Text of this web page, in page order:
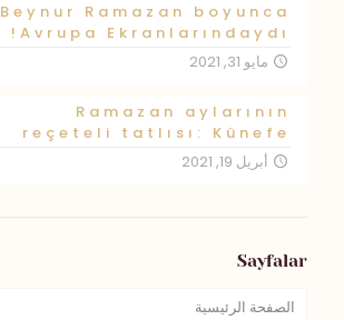
Beynur Ramazan boyunca
Avrupa Ekranlarındaydı!
مايو 31, 2021
Ramazan aylarının
reçeteli tatlısı: Künefe
أبريل 19, 2021
Sayfalar
الصفحة الرئيسية